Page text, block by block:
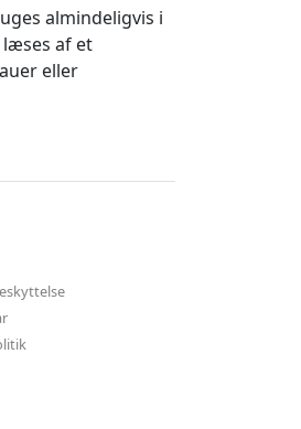
almindeligvis i
af et
eller